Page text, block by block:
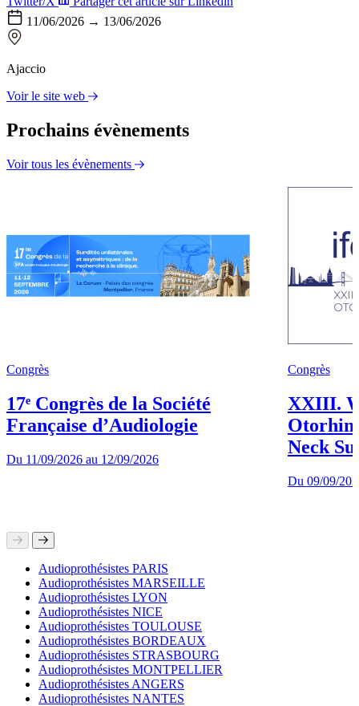
11/06/2026 → 13/06/2026
Ajaccio
Voir le site web
Prochains évènements
Voir tous les évènements
Congrès
17ᵉ Congrès de la Société
Française d’Audiologie
Du 11/09/2026 au 12/09/2026
Congrès
XXIII.
Neck
Du 09/09/
Audioprothésistes PARIS
Audioprothésistes MARSEILLE
Audioprothésistes LYON
Audioprothésistes NICE
Audioprothésistes TOULOUSE
Audioprothésistes BORDEAUX
Audioprothésistes STRASBOURG
Audioprothésistes MONTPELLIER
Audioprothésistes ANGERS
Audioprothésistes NANTES